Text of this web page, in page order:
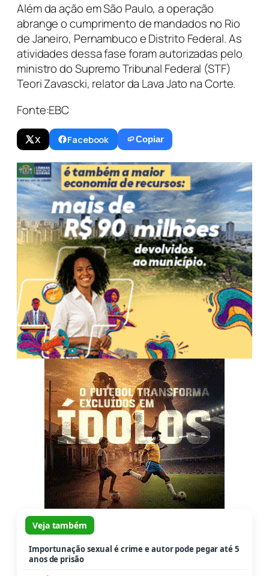
X Facebook Copiar
Além da ação em São Paulo, a operação
abrange o cumprimento de mandados no Rio
de Janeiro, Pernambuco e Distrito Federal. As
atividades dessa fase foram autorizadas pelo
ministro do Supremo Tribunal Federal (STF)
Teori Zavascki, relator da Lava Jato na Corte.
Fonte:EBC
Veja também
Importunação sexual é crime e autor pode pegar até 5
anos de prisão